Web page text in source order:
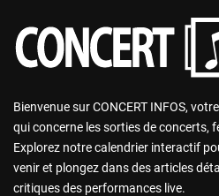
Bienvenue sur CONCERT INFOS,
qui concerne les sorties de concerts,
Explorez notre calendrier interactif
venir et plongez dans des articles
critiques des performances live.